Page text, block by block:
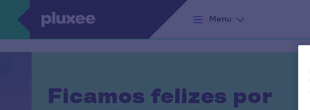
Passar para o conteúdo principal
Menu
Ficamos felizes por